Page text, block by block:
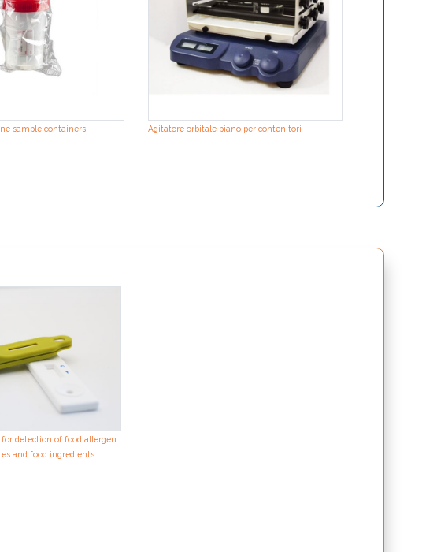
sample containers Agitatore orbitale piano per contenitori
detection of food allergen
and food ingredients